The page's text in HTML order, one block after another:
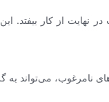
از کار بیفتد.
نامرغوب، می‌تواند